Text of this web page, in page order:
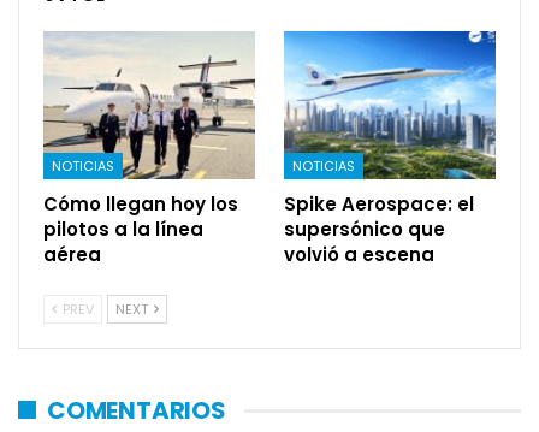
NOTICIAS
Cómo llegan hoy los
pilotos a la línea
aérea
NOTICIAS
Spike Aerospace: el
supersónico que
volvió a escena
PREV NEXT
COMENTARIOS